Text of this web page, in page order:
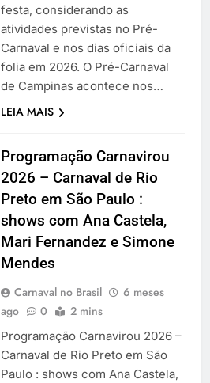
festa, considerando as
atividades previstas no Pré-
Carnaval e nos dias oficiais da
folia em 2026. O Pré-Carnaval
de Campinas acontece nos…
LEIA MAIS
Programação Carnavirou
2026 – Carnaval de Rio
Preto em São Paulo :
shows com Ana Castela,
Mari Fernandez e Simone
Mendes
Carnaval no Brasil
6 meses
ago
0 2 mins
Programação Carnavirou 2026 –
Carnaval de Rio Preto em São
Paulo : shows com Ana Castela,